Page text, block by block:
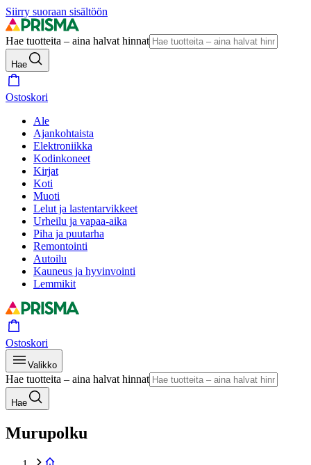
Siirry suoraan sisältöön
Hae tuotteita – aina halvat hinnat
Hae
Ostoskori
Ale
Ajankohtaista
Elektroniikka
Kodinkoneet
Kirjat
Koti
Muoti
Lelut ja lastentarvikkeet
Urheilu ja vapaa-aika
Piha ja puutarha
Remontointi
Autoilu
Kauneus ja hyvinvointi
Lemmikit
Ostoskori
Valikko
Hae tuotteita – aina halvat hinnat
Hae
Murupolku